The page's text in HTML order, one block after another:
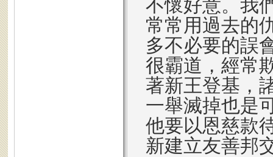
不懷好意。我
常常用過去的
多不必要的誤
很霸道，經常
著新王登基，
一舉滅掉也是
他要以恩慈款
新建立友善邦